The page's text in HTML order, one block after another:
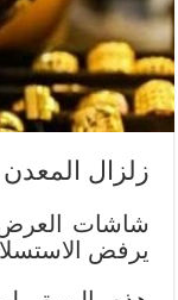
زلزال
شاشات العرض
يرفض